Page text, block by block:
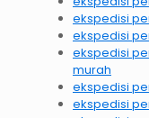
ekspedisi
ekspedisi
ekspedisi
murah
ekspedisi
ekspedisi